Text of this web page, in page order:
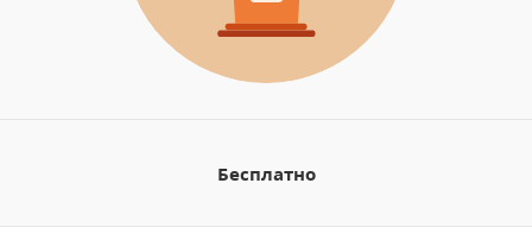
Бесплатно